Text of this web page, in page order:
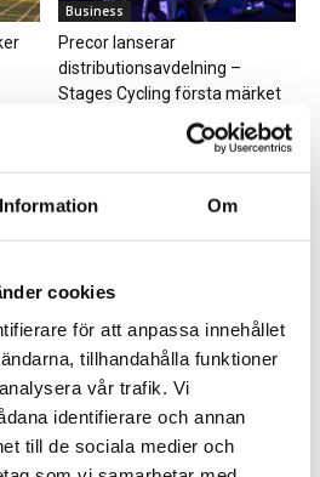
Information Om
cookies
för att anpassa innehållet
tillhandahålla funktioner
vår trafik. Vi
identifierare och annan
till de sociala medier och
Business
Precor lanserar
distributionsavdelning –
Stages Cycling första märket
Medley vinner upphandling om
Harjagersbadet i Kävlinge